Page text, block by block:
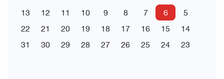
5
6
7
8
9
10
11
12
13
14
15
16
17
18
19
20
21
22
23
24
25
26
27
28
29
30
31